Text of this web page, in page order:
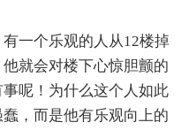
一个乐观的人从12楼掉
就会对楼下心惊胆颤的
呢！为什么这个人如此
，而是他有乐观向上的